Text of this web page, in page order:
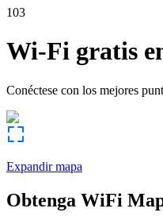
103
Wi-Fi gratis
Conéctese con los mejores
Expandir mapa
Obtenga WiFi